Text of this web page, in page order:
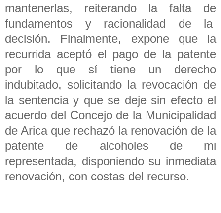
mantenerlas, reiterando la falta de
fundamentos y racionalidad de la
decisión. Finalmente, expone que la
recurrida aceptó el pago de la patente
por lo que sí tiene un derecho
indubitado, solicitando la revocación de
la sentencia y que se deje sin efecto el
acuerdo del Concejo de la Municipalidad
de Arica que rechazó la renovación de la
patente de alcoholes de mi
representada, disponiendo su inmediata
renovación, con costas del recurso.